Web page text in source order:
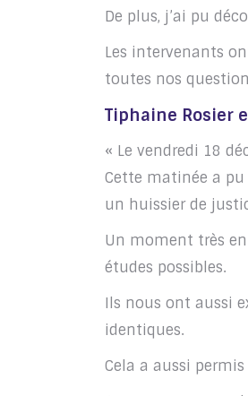
De plus, j’ai pu
Les intervenants
toutes nos
Tiphaine Rosier
« Le vendredi 18
Cette matinée a
un huissier de
Un moment très
études possibles.
Ils nous ont aussi
identiques.
Cela a aussi